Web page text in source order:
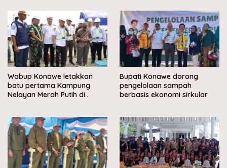
Wabup Konawe letakkan
batu pertama Kampung
Nelayan Merah Putih di
Bupati Konawe dorong
pengelolaan sampah
berbasis ekonomi sirkular